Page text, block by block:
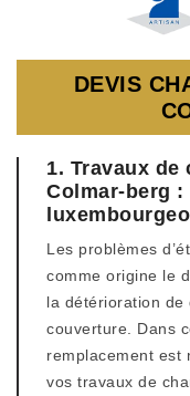
DEVIS
1. Travaux de
Colmar-berg
Les problèmes
comme origine le
la détérioration de
couverture. Dans
remplacement est
vos travaux de